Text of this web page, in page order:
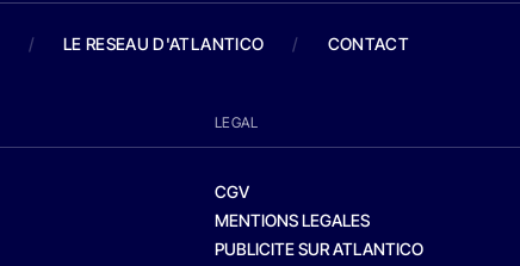
/ LE RESEAU D'ATLANTICO / CONTACT
LEGAL
CGV
MENTIONS LEGALES
PUBLICITE SUR ATLANTICO